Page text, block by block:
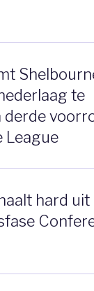
te
League
hard